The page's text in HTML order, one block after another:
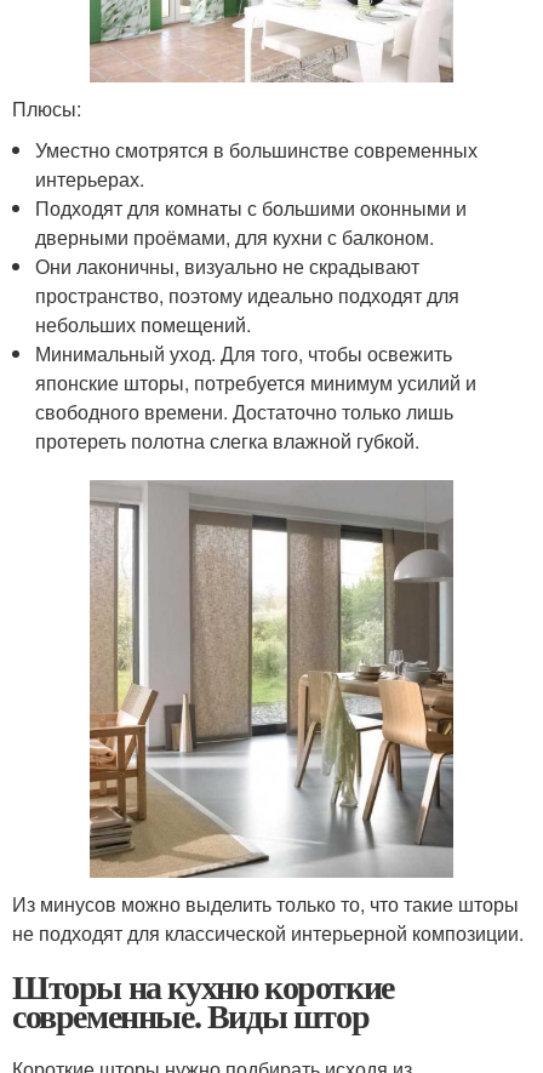
Плюсы:
Уместно смотрятся в большинстве современных
интерьерах.
Подходят для комнаты с большими оконными и
дверными проёмами, для кухни с балконом.
Они лаконичны, визуально не скрадывают
пространство, поэтому идеально подходят для
небольших помещений.
Минимальный уход. Для того, чтобы освежить
японские шторы, потребуется минимум усилий и
свободного времени. Достаточно только лишь
протереть полотна слегка влажной губкой.
Из минусов можно выделить только то, что такие шторы
не подходят для классической интерьерной композиции.
Шторы на кухню короткие
современные. Виды штор